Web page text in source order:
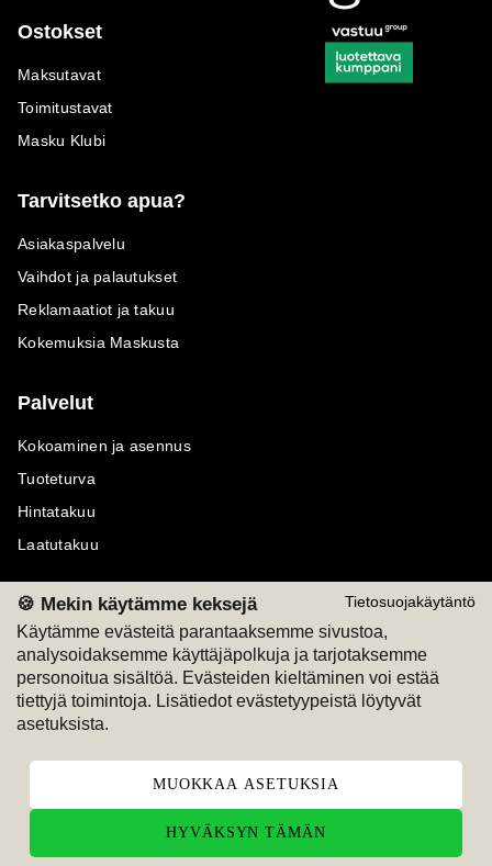
Tietosuojakäytäntö
🍪 Mekin käytämme keksejä
Käytämme evästeitä parantaaksemme sivustoa,
analysoidaksemme käyttäjäpolkuja ja tarjotaksemme
personoitua sisältöä. Evästeiden kieltäminen voi estää
tiettyjä toimintoja. Lisätiedot evästetyypeistä löytyvät
asetuksista.
MUOKKAA ASETUKSIA
HYVÄKSYN TÄMÄN
Ostokset
Maksutavat
Toimitustavat
Masku Klubi
Tarvitsetko apua?
Asiakaspalvelu
Vaihdot ja palautukset
Reklamaatiot ja takuu
Kokemuksia Maskusta
Palvelut
Kokoaminen ja asennus
Tuoteturva
Hintatakuu
Laatutakuu
Maksutavat
M
Seuraa meitä